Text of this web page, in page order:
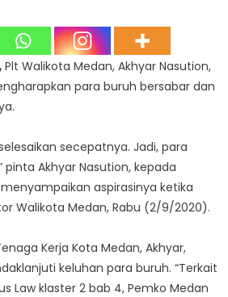
Plt Walikota Medan, Akhyar Nasution,
para buruh bersabar dan
secepatnya. Jadi, para
pinta Akhyar Nasution, kepada
aspirasinya ketika
Walikota Medan, Rabu (2/9/2020).
Kerja Kota Medan, Akhyar,
keluhan para buruh. “Terkait
Law klaster 2 bab 4, Pemko Medan